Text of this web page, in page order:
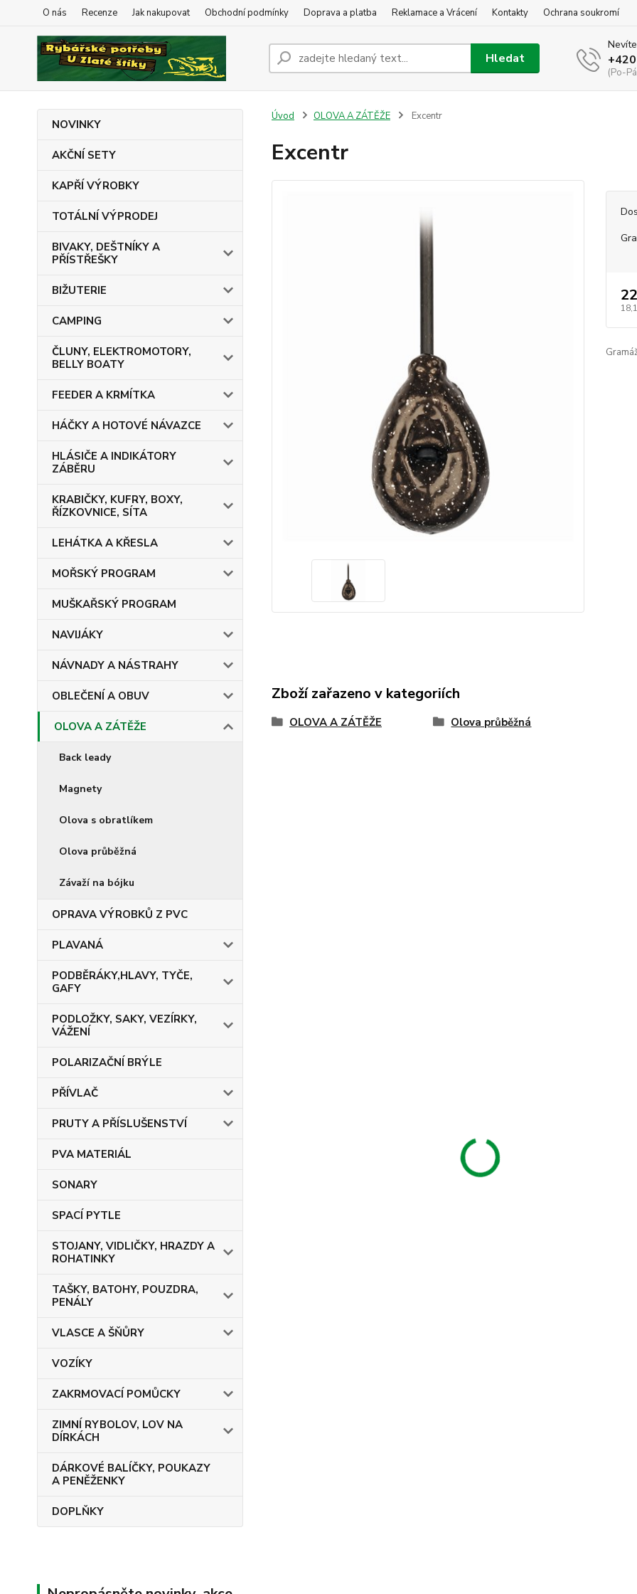
O nás Recenze Jak nakupovat Obchodní podmínky Doprava a platba Reklamace a Vrácení Kontakty Ochrana soukromí
Hledat
(Po-
NOVINKY
AKČNÍ SETY
KAPŘÍ VÝROBKY
TOTÁLNÍ VÝPRODEJ
BIVAKY, DEŠTNÍKY A
PŘÍSTŘEŠKY
BIŽUTERIE
CAMPING
ČLUNY, ELEKTROMOTORY,
BELLY BOATY
FEEDER A KRMÍTKA
HÁČKY A HOTOVÉ NÁVAZCE
HLÁSIČE A INDIKÁTORY
ZÁBĚRU
KRABIČKY, KUFRY, BOXY,
ŘÍZKOVNICE, SÍTA
LEHÁTKA A KŘESLA
MOŘSKÝ PROGRAM
MUŠKAŘSKÝ PROGRAM
NAVIJÁKY
NÁVNADY A NÁSTRAHY
OBLEČENÍ A OBUV
OLOVA A ZÁTĚŽE
Back leady
Magnety
Olova s obratlíkem
Olova průběžná
Závaží na bójku
OPRAVA VÝROBKŮ Z PVC
PLAVANÁ
PODBĚRÁKY,HLAVY, TYČE,
GAFY
PODLOŽKY, SAKY, VEZÍRKY,
VÁŽENÍ
POLARIZAČNÍ BRÝLE
PŘÍVLAČ
PRUTY A PŘÍSLUŠENSTVÍ
PVA MATERIÁL
SONARY
SPACÍ PYTLE
STOJANY, VIDLIČKY, HRAZDY A
ROHATINKY
TAŠKY, BATOHY, POUZDRA,
PENÁLY
VLASCE A ŠŇŮRY
VOZÍKY
ZAKRMOVACÍ POMŮCKY
ZIMNÍ RYBOLOV, LOV NA
DÍRKÁCH
DÁRKOVÉ BALÍČKY, POUKAZY
A PENĚŽENKY
DOPLŇKY
Úvod OLOVA A ZÁTĚŽE Excentr
Excentr
Zboží zařazeno v kategoriích
OLOVA A ZÁTĚŽE Olova průběžná